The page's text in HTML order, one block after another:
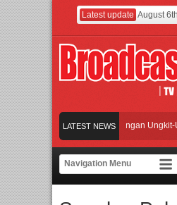
Latest update August
LATEST NEWS
Hipdut Modern “Jangan Ungkit-
Perpaduan Warisan Dan Semangat